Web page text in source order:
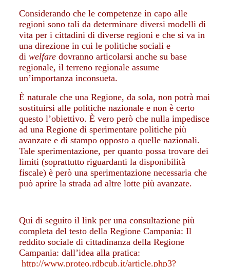
Considerando che le competenze in capo alle
regioni sono tali da determinare diversi modelli di
vita per i cittadini di diverse regioni e che si va in
una direzione in cui le politiche sociali e
diwelfare dovranno articolarsi anche su base
regionale, il terreno regionale assume
un’importanza inconsueta.
È naturale che una Regione, da sola, non potrà mai
sostituirsi alle politiche nazionale e non è certo
questo l’obiettivo. È vero però che nulla impedisce
ad una Regione di sperimentare politiche più
avanzate e di stampo opposto a quelle nazionali.
Tale sperimentazione, per quanto possa trovare dei
limiti (soprattutto riguardanti la disponibilità
fiscale) è però una sperimentazione necessaria che
può aprire la strada ad altre lotte più avanzate.
Qui di seguito il link per una consultazione più
completa del testo della Regione Campania: Il
reddito sociale di cittadinanza della Regione
Campania: dall’idea alla pratica:
http://www.proteo.rdbcub.it/article.php3?